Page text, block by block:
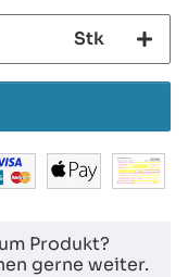
Stk
Produkt?
gerne weiter.